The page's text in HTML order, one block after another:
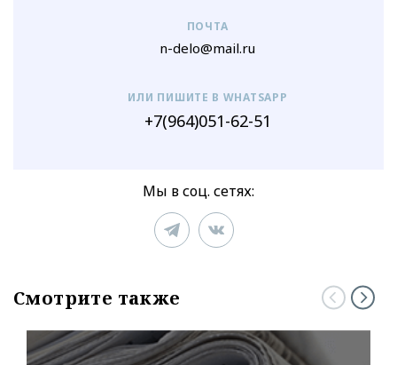
ПОЧТА
n-delo@mail.ru
ИЛИ ПИШИТЕ В WHATSAPP
+7(964)051-62-51
Мы в соц. сетях:
Смотрите также